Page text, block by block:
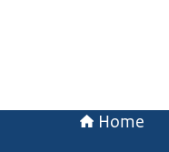
Home